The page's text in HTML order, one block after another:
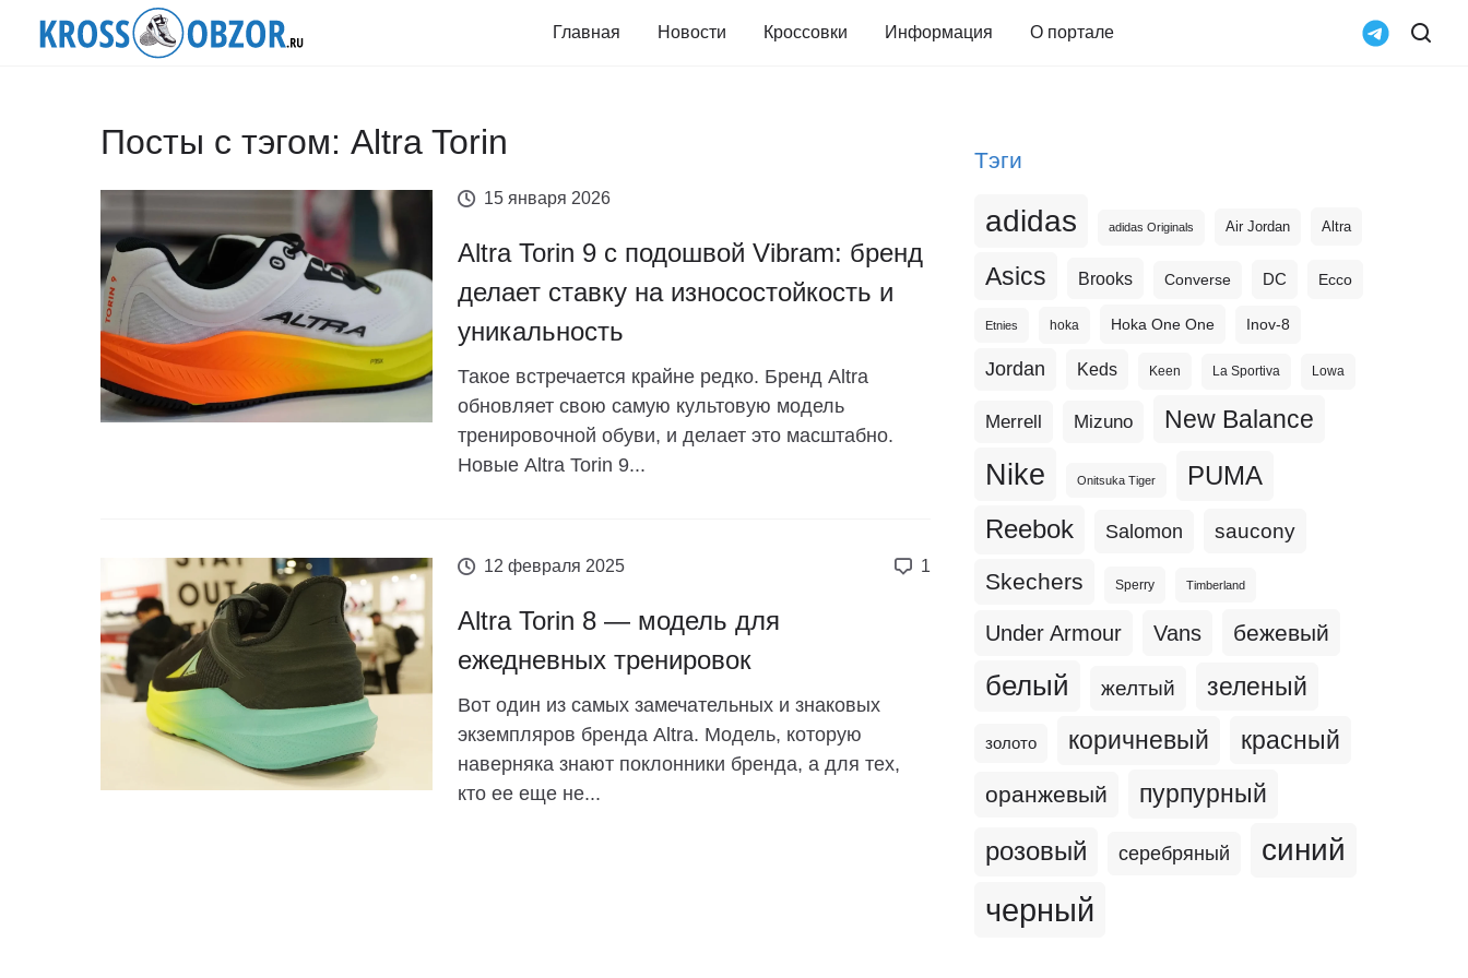
Главная Новости Кроссовки Информация О портале
Посты с тэгом: Altra Torin
15 января 2026
Altra Torin 9 с подошвой Vibram: бренд
делает ставку на износостойкость и
уникальность
Такое встречается крайне редко. Бренд Altra
обновляет свою самую культовую модель
тренировочной обуви, и делает это масштабно.
Новые Altra Torin 9...
12 февраля 2025 1
Altra Torin 8 — модель для
ежедневных тренировок
Вот один из самых замечательных и знаковых
экземпляров бренда Altra. Модель, которую
наверняка знают поклонники бренда, а для тех,
кто ее еще не...
Тэги
adidas adidas Originals Air Jordan Altra
Asics Brooks Converse DC Ecco
Etnies hoka Hoka One One Inov-8
Jordan Keds Keen La Sportiva Lowa
Merrell Mizuno New Balance
Nike Onitsuka Tiger PUMA
Reebok Salomon saucony
Skechers Sperry Timberland
Under Armour Vans бежевый
белый желтый зеленый
золото коричневый красный
оранжевый пурпурный
розовый серебряный синий
черный